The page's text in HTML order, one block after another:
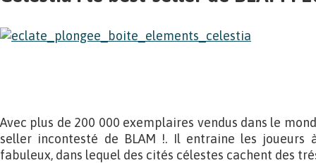
Avec plus de 200 000 exemplaires vendus dans le
seller incontesté de BLAM !. Il entraine les joueurs
fabuleux, dans lequel des cités célestes cachent des